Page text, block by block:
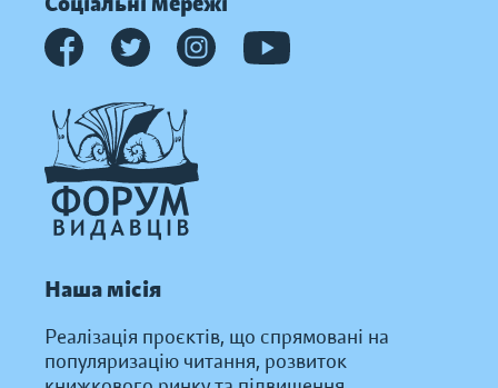
Наша місія
Реалізація проєктів, що спрямовані на
популяризацію читання, розвиток